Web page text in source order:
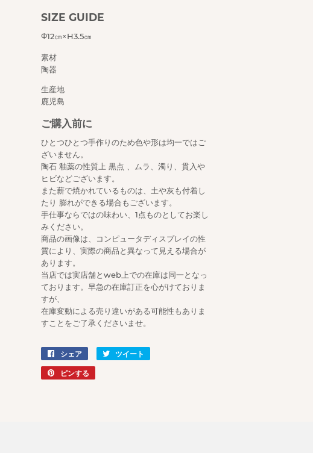
SIZE GUIDE
Φ12㎝×H3.5㎝
素材
陶器
生産地
鹿児島
ご購入前に
ひとつひとつ手作りのため色や形は均一ではご
ざいません。
陶石 釉薬の性質上 黒点 、ムラ、濁り、貫入や
ヒビなどございます。
また薪で焼かれているものは、土や灰も付着し
たり 膨れができる場合もございます。
手仕事ならではの味わい、1点ものとしてお楽し
みください。
商品の画像は、コンピュータディスプレイの性
質により、実際の商品と異なって見える場合が
あります。
当店では実店舗とweb上での在庫は同一となっ
ております。早急の在庫訂正を心がけておりま
すが、
在庫変動による売り違いがある可能性もありま
すことをご了承くださいませ。
シェア
Facebook
で
シ
ツイート
ピンする